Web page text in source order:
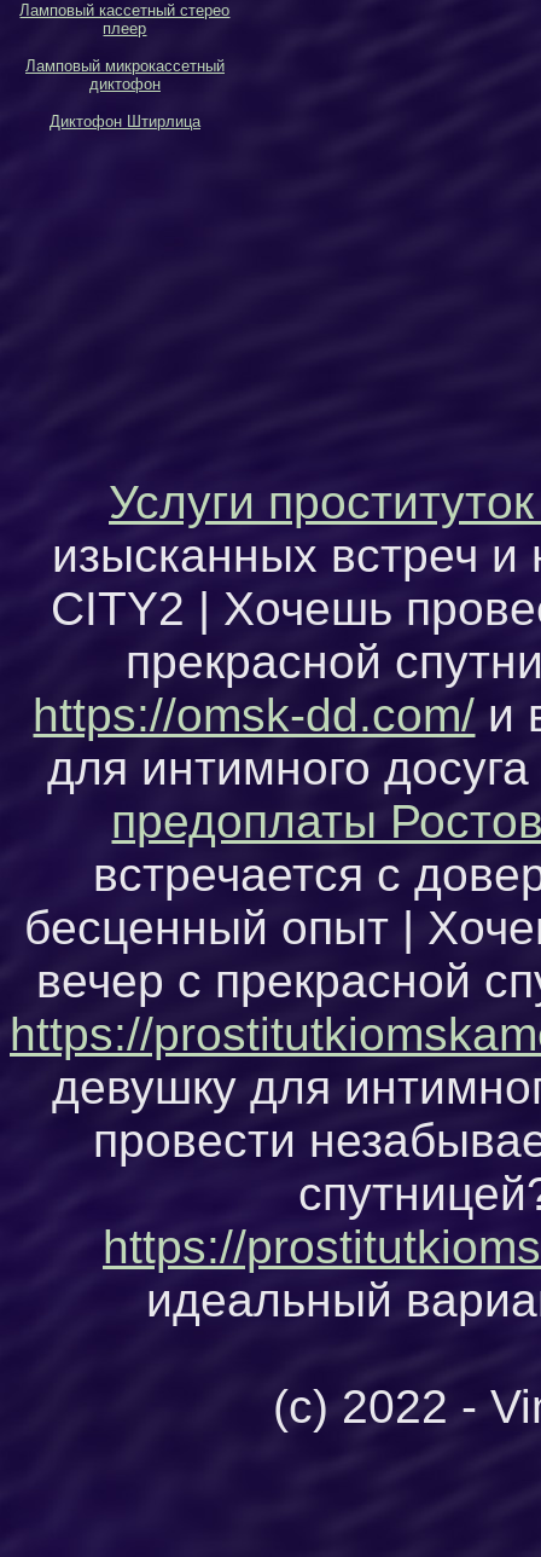
Ламповый кассетный стерео
плеер
Ламповый микрокассетный
диктофон
Диктофон Штирлица
Услуги
изысканных встреч
CITY2 | Хочешь
прекрасной
https://omsk-dd.com/ и
для интимного
предоплаты
встречается с
бесценный опыт |
вечер с прекрасной
https://
девушку для
провести
https://
идеальный
(c) 2022 -